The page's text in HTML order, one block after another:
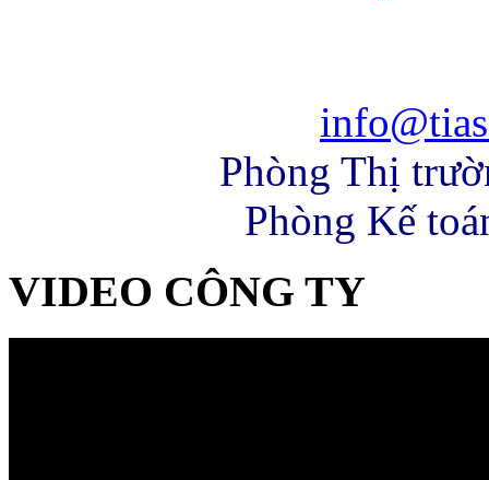
Phòng Thị
Phòng Kế
VIDEO CÔNG TY